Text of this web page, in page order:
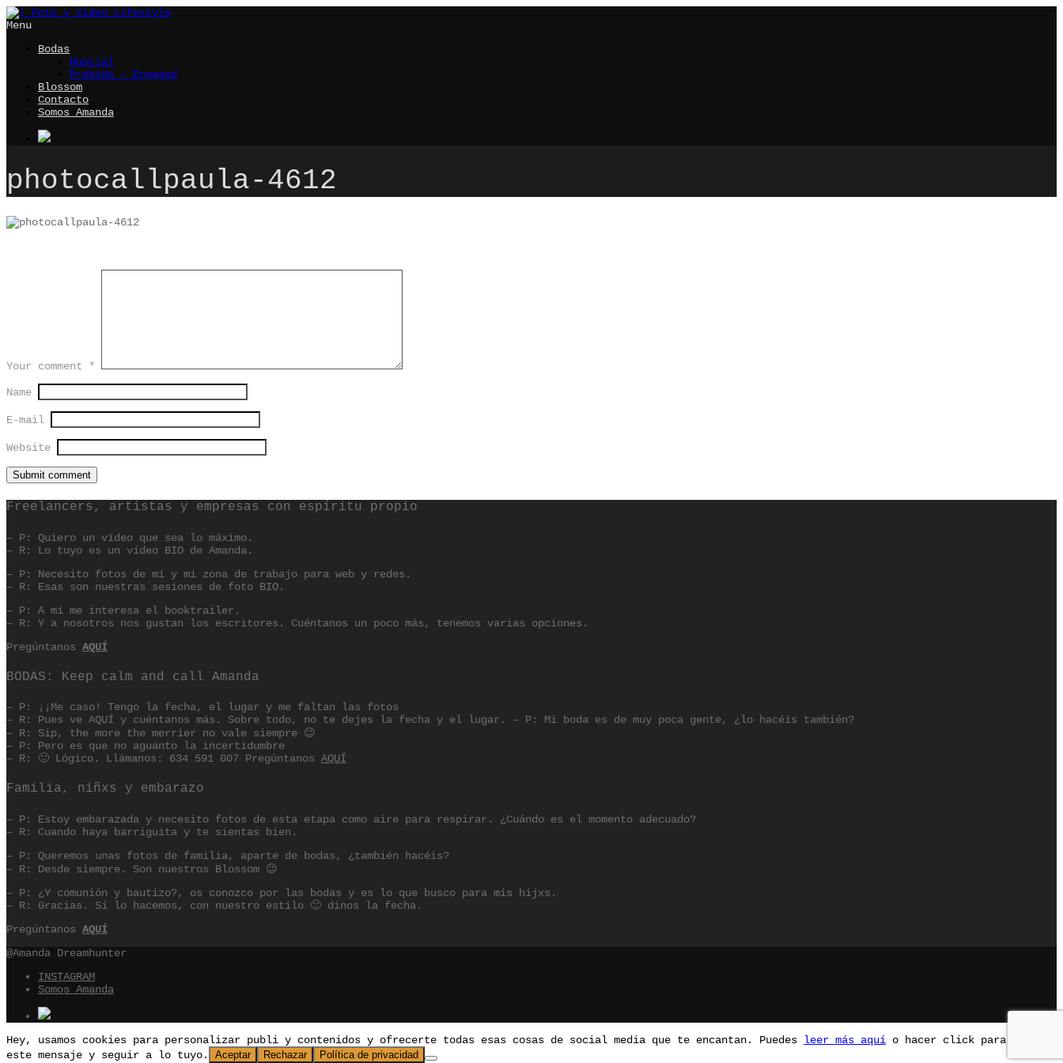
Menu
Bodas
Nupcial
Preboda – Engaged
Blossom
Contacto
Somos Amanda
photocallpaula-4612
Your comment *
Name
E-mail
Website
Freelancers, artistas y empresas con espíritu propio
– P: Quiero un vídeo que sea lo máximo.
– R: Lo tuyo es un vídeo BIO de Amanda.
– P: Necesito fotos de mí y mi zona de trabajo para web y redes.
– R: Esas son nuestras sesiones de foto BIO.
– P: A mí me interesa el booktrailer.
– R: Y a nosotros nos gustan los escritores. Cuéntanos un poco más, tenemos varias opciones.
Pregúntanos AQUÍ
BODAS: Keep calm and call Amanda
– P: ¡¡Me caso! Tengo la fecha, el lugar y me faltan las fotos
– R: Pues ve AQUÍ y cuéntanos más. Sobre todo, no te dejes la fecha y el lugar. – P: Mi boda es de muy poca gente, ¿lo hacéis también?
– R: Sip, the more the merrier no vale siempre 😉
– P: Pero es que no aguanto la incertidumbre
– R: 🙂 Lógico. Llámanos: 634 591 007 Pregúntanos AQUÍ
Familia, niñxs y embarazo
– P: Estoy embarazada y necesito fotos de esta etapa como aire para respirar. ¿Cuándo es el momento adecuado?
– R: Cuando haya barriguita y te sientas bien.
– P: Queremos unas fotos de familia, aparte de bodas, ¿también hacéis?
– R: Desde siempre. Son nuestros Blossom 😉
– P: ¿Y comunión y bautizo?, os conozco por las bodas y es lo que busco para mis hijxs.
– R: Gracias. Sí lo hacemos, con nuestro estilo 🙂 dinos la fecha.
Pregúntanos AQUÍ
@Amanda Dreamhunter
INSTAGRAM
Somos Amanda
Hey, usamos cookies para personalizar publi y contenidos y ofrecerte todas esas cosas de social media que te encantan. Puedes leer más aquí o hacer click para ocultar
este mensaje y seguir a lo tuyo.
Aceptar Rechazar Política de privacidad